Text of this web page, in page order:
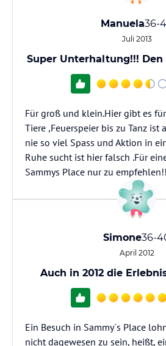
Manuela36-
Juli 2013
Super Unterhaltung!!! Den
Für groß und klein.Hier gibt es
Tiere ,Feuerspeier bis zu Tanz ist
nie so viel Spass und Aktion in
Ruhe sucht ist hier falsch .Für
Sammys Place nur zu
Simone36-
April 2012
Auch in 2012 die
Ein Besuch in Sammy´s Place
nicht dagewesen zu sein, heißt,